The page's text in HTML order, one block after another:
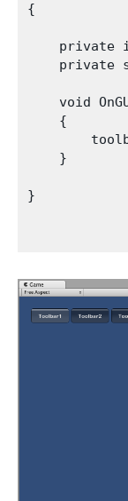
{
private
private
void
    {
    }
}